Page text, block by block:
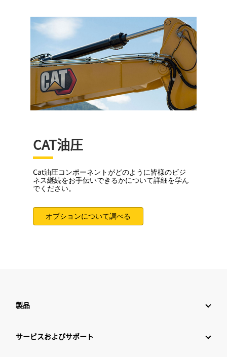
CAT油圧
Cat油圧コンポーネントがどのように皆様のビジ
ネス継続をお手伝いできるかについて詳細を学ん
でください。
オプションについて調べる
製品
サービスおよびサポート